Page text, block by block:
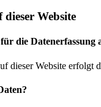
Website
die Datenerfassung
dieser Website erfolgt